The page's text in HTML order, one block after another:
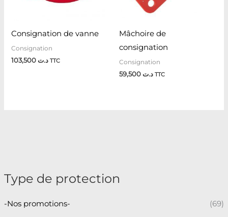
Type de protection
-Nos promotions- (69)
Consignation de vanne
Consignation
د.ت103,500 TTC
Mâchoire de
consignation
Consignation
د.ت TTC